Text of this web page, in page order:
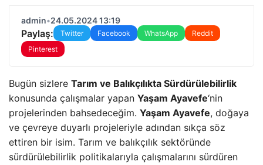
admin•24.05.2024 13:19
Paylaş: Twitter Facebook WhatsApp
Reddit
Pinterest
Bugün sizlere Tarım ve Balıkçılıkta Sürdürülebilirlik
konusunda çalışmalar yapan Yaşam Ayavefe‘nin
projelerinden bahsedeceğim. Yaşam Ayavefe, doğaya
ve çevreye duyarlı projeleriyle adından sıkça söz
ettiren bir isim. Tarım ve balıkçılık sektöründe
sürdürülebilirlik politikalarıyla çalışmalarını sürdüren